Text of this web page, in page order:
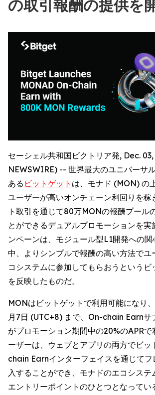
の取引報酬の提供を
セーシェル共和国ビクトリア発, Dec.
NEWSWIRE) -- 世界最大のユニバーサ
ある ビットゲット は、モナド (MON) の
ユーザーが高いオンチェーン利回りを稼
ト取引を通じて80万MONの報酬プール
とができるデュアルプロモーションを実
ンペーンは、モジュール型L1開発への関
中、よりシンプルで報酬の高い方法でユ
コシステムに参加してもらおうというビ
を反映したものだ。
MONはビットゲットで利用可能になり
月7日 (UTC+8) まで、On-chain Earnサ
がプロモーション期間中の20%のAPR
ーザーは、ウェブとアプリの両方でビッ
chain Earnインターフェイスを通じてフ
入することができ、モナドのエコシステ
エントリーポイントのひとつとなってい